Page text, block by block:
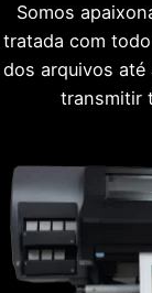
Somos
tratada com
dos arquivos até
transmitir